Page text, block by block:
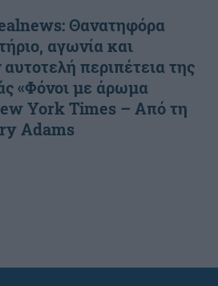
Θανατηφόρα
αγωνία και
περιπέτεια της
«Φόνοι με άρωμα
York Times – Από τη
Adams